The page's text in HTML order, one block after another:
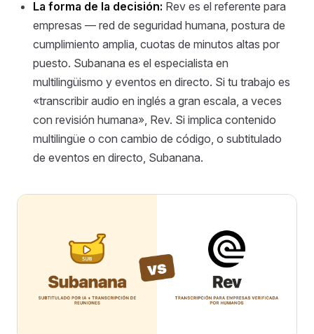
La forma de la decisión: Rev es el referente para
empresas — red de seguridad humana, postura de
cumplimiento amplia, cuotas de minutos altas por
puesto. Subanana es el especialista en
multilingüismo y eventos en directo. Si tu trabajo es
«transcribir audio en inglés a gran escala, a veces
con revisión humana», Rev. Si implica contenido
multilingüe o con cambio de código, o subtitulado
de eventos en directo, Subanana.